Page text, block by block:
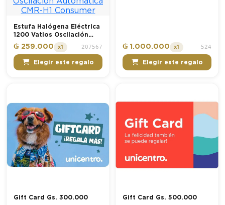
Estufa Halógena Eléctrica
1200 Vatios Oscilación
Automática CMR-H1
Consumer
₲ 259.000 x1 207567
Elegir este regalo
₲ 1.000.000 x1 524
Elegir este regalo
Gift Card Gs. 300.000 Gift Card Gs. 500.000